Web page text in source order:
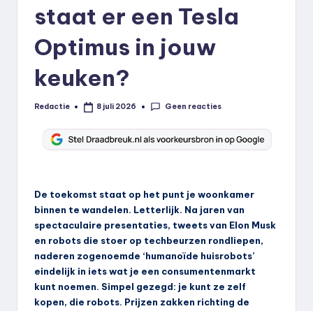
staat er een Tesla
Optimus in jouw
keuken?
Geplaatst
Redactie 8 juli 2026 Geen reacties
De toekomst staat op het punt je woonkamer
binnen te wandelen. Letterlijk. Na jaren van
spectaculaire presentaties, tweets van Elon Musk
en robots die stoer op techbeurzen rondliepen,
naderen zogenoemde ‘humanoïde huisrobots’
eindelijk in iets wat je een consumentenmarkt
kunt noemen. Simpel gezegd: je kunt ze zelf
kopen, die robots. Prijzen zakken richting de